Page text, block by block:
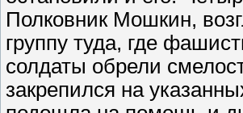
Полковник Мошкин,
группу туда, где
солдаты обрели
закрепился на